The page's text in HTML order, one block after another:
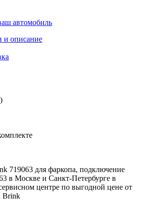
автомобиль
и описание
719063 для фаркопа, подключение
в Москве и Санкт-Петербурге в
центре по выгодной цене от
Brink